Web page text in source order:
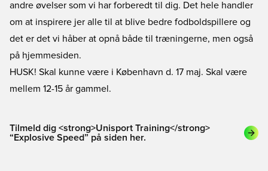
andre øvelser som vi har forberedt til dig. Det hele handler
om at inspirere jer alle til at blive bedre fodboldspillere og
det er det vi håber at opnå både til træningerne, men også
på hjemmesiden.
HUSK! Skal kunne være i København d. 17 maj. Skal være
mellem 12-15 år gammel.
Tilmeld dig <strong>Unisport Training</strong>
“Explosive Speed” på siden her.